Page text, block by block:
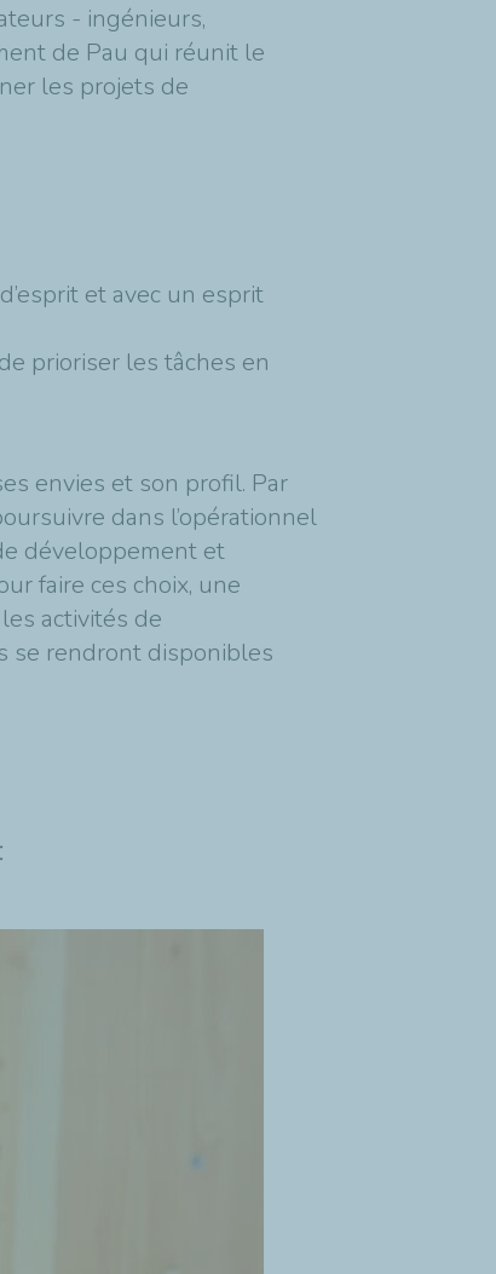
- ingénieurs,
de Pau qui réunit le
les projets de
et avec un esprit
prioriser les tâches en
envies et son profil. Par
dans l’opérationnel
développement et
faire ces choix, une
activités de
se rendront disponibles